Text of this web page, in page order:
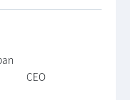
Japan